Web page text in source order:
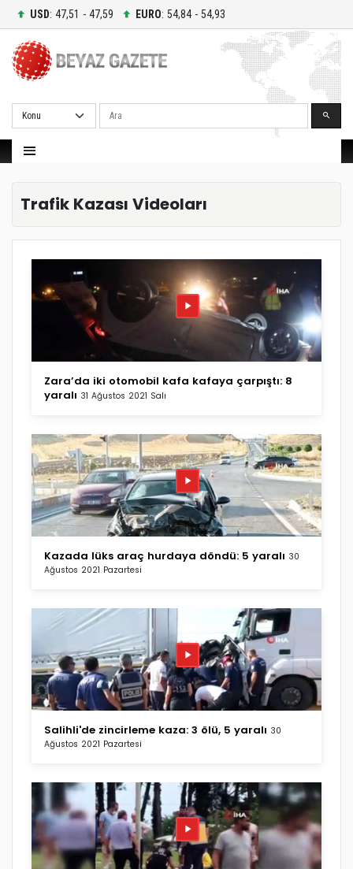
USD: 47,51 - 47,59 EURO: 54,84 - 54,93
Ara
Trafik Kazası Videoları
Zara’da iki otomobil kafa kafaya çarpıştı: 8
yaralı 31 Ağustos 2021 Salı
Kazada lüks araç hurdaya döndü: 5 yaralı 30
Ağustos 2021 Pazartesi
Salihli'de zincirleme kaza: 3 ölü, 5 yaralı 30
Ağustos 2021 Pazartesi